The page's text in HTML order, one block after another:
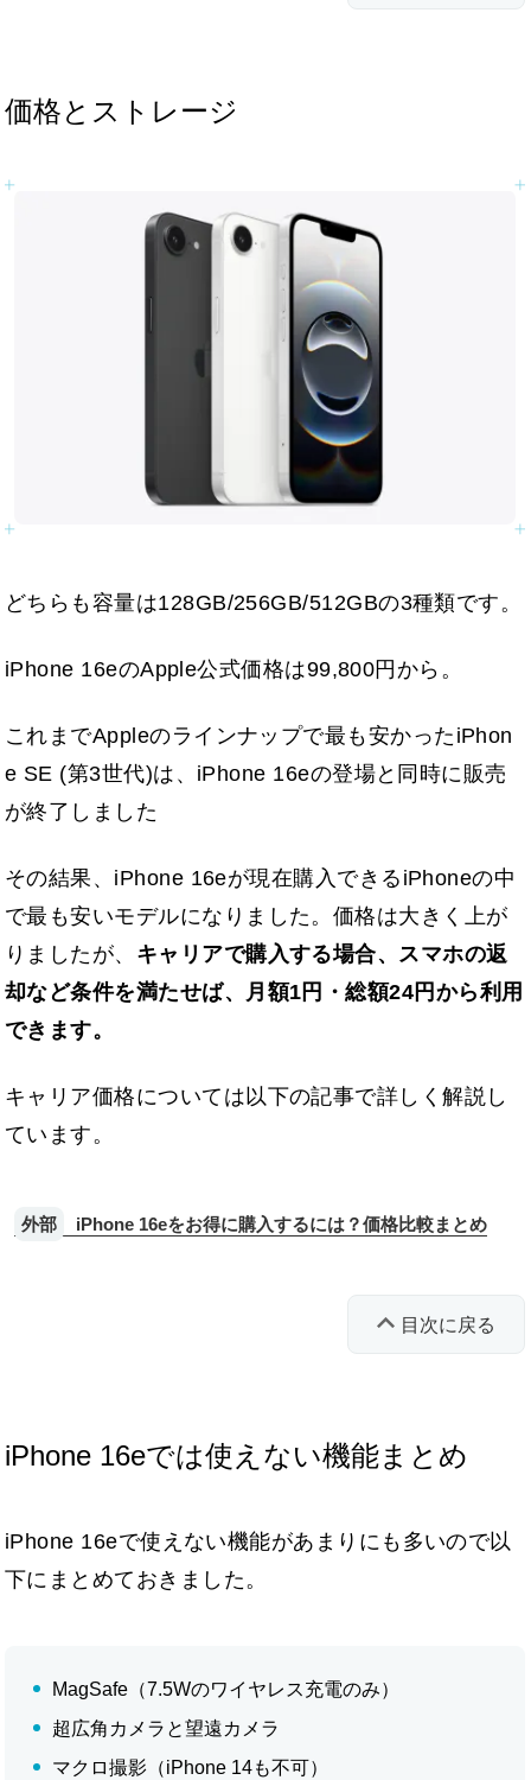
価格とストレージ
どちらも容量は128GB/256GB/512GBの3種類です。
iPhone 16eのApple公式価格は99,800円から。
これまでAppleのラインナップで最も安かったiPhon
e SE (第3世代)は、iPhone 16eの登場と同時に販売
が終了しました
その結果、iPhone 16eが現在購入できるiPhoneの中
で最も安いモデルになりました。価格は大きく上が
りましたが、 キャリアで購入する場合、スマホの返
却など条件を満たせば、月額1円・総額24円から利用
できます。
キャリア価格については以下の記事で詳しく解説し
ています。
iPhone 16eをお得に購入するには？価格比較まとめ
目次に戻る
iPhone 16eでは使えない機能まとめ
iPhone 16eで使えない機能があまりにも多いので以
下にまとめておきました。
MagSafe（7.5Wのワイヤレス充電のみ）
超広角カメラと望遠カメラ
マクロ撮影（iPhone 14も不可）